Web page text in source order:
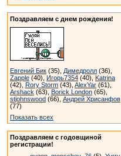
Поздравляем с днем рождения!
Евгений Бик (35), Димедролл (36),
Zapple (40), Игорь7354 (40), Katrina
(42), Rory Storm (43), AlexYar (61),
Arshack (63), Borick London (65),
stjohnswood (66), Андрей Хрисанфов
(77)
Показать всех
Поздравляем с годовщиной
регистрации!